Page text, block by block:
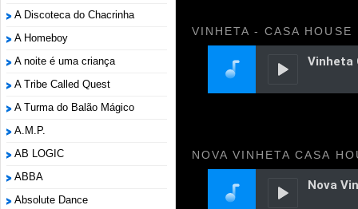
A Discoteca do Chacrinha
A Homeboy
A noite é uma criança
A Tribe Called Quest
A Turma do Balão Mágico
A.M.P.
AB LOGIC
ABBA
Absolute Dance
VINHETA - CASA HOUSE
NOVA VINHETA CASA